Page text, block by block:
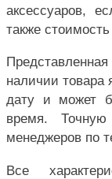
аксессуаров,
также
наличии товара
дату и может
время.
менеджеров по
Все